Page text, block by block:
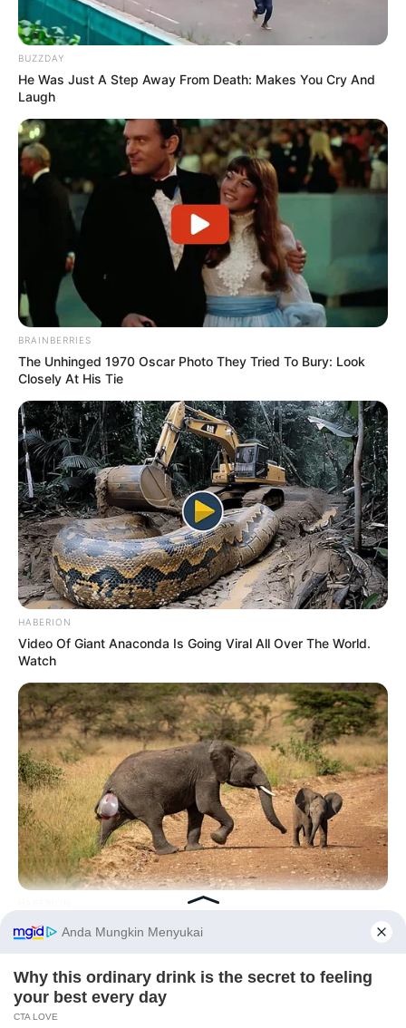
8 Kata Lucu Seputar Malam
Minggu ala Jomblo yang Bikin
Ngenes
10 Desain Kanopi Tempat
Tidur, Serasa Beristirahat di
Kamar Raja
Tampil Lebih Modern, 7 Potret
Hasil Renovasi Rumah Berusia
90 Tahun
BUZZDAY
He Was Just A Step Away From Death: Makes You Cry And
Laugh
BRAINBERRIES
The Unhinged 1970 Oscar Photo They Tried To Bury: Look
Closely At His Tie
HABERION
Video Of Giant Anaconda Is Going Viral All Over The World.
Watch
Rare Elephant Birth—Then Nature Delivered A Second Shock
Before You Go